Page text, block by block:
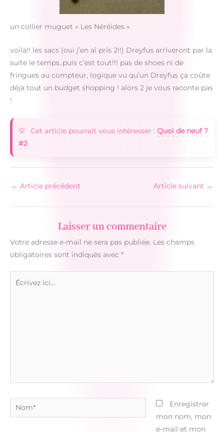
un collier muguet « Les Néréides »
voilà!! les sacs (oui j’en ai pris 2!!) Dreyfus arriveront par la
suite le temps..puis c’est tout!!! pas de shoes ni de
fringues au compteur, logique vu qu’un Dreyfus ça coûte
déjà tout un budget shopping ! alors 2 je vous raconte pas
!
Cet article pourrait vous intéresser : Quoi de neuf ?
#2
← Article précédent Article suivant →
Laisser un commentaire
Votre adresse e-mail ne sera pas publiée. Les champs
obligatoires sont indiqués avec *
Nom*
Enregistrer
mon nom, mon
e-mail et mon